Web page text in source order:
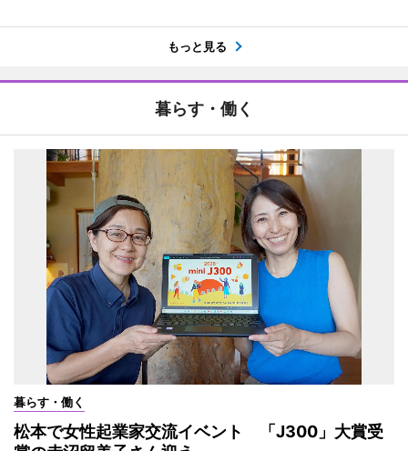
もっと見る
暮らす・働く
暮らす・働く
松本で女性起業家交流イベント 「J300」大賞受